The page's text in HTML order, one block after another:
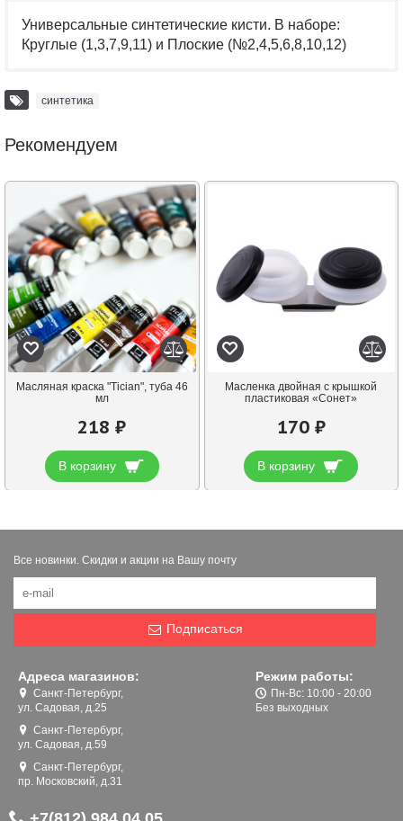
Универсальные синтетические кисти. В наборе:
Круглые (1,3,7,9,11) и Плоские (№2,4,5,6,8,10,12)
синтетика
Рекомендуем
Масляная краска "Tician", туба 46
мл
218 ₽
В корзину
Масленка двойная с крышкой
пластиковая «Сонет»
170 ₽
В корзину
Все новинки. Скидки и акции на Вашу почту
Подписаться
Адреса магазинов:
Санкт-Петербург,
ул. Садовая, д.25
Санкт-Петербург,
ул. Садовая, д.59
Санкт-Петербург,
пр. Московский, д.31
Режим работы:
Пн-Вс: 10:00 - 20:00
Без выходных